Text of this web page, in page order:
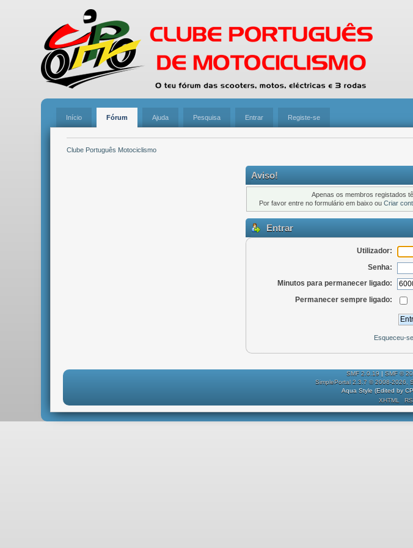
Início Fórum Ajuda Pesquisa Entrar Registe-se
Clube Português Motociclismo
Aviso!
Apenas os membros registados
Por favor entre no formulário em baixo ou Criar
Entrar
Utilizador:
Senha:
Minutos para permanecer ligado:
Permanecer sempre ligado:
Esqueceu-
SMF 2.0.19 | SMF ©
SimplePortal 2.3.7 © 2008-2026,
Aqua Style (Edited by
XHTML